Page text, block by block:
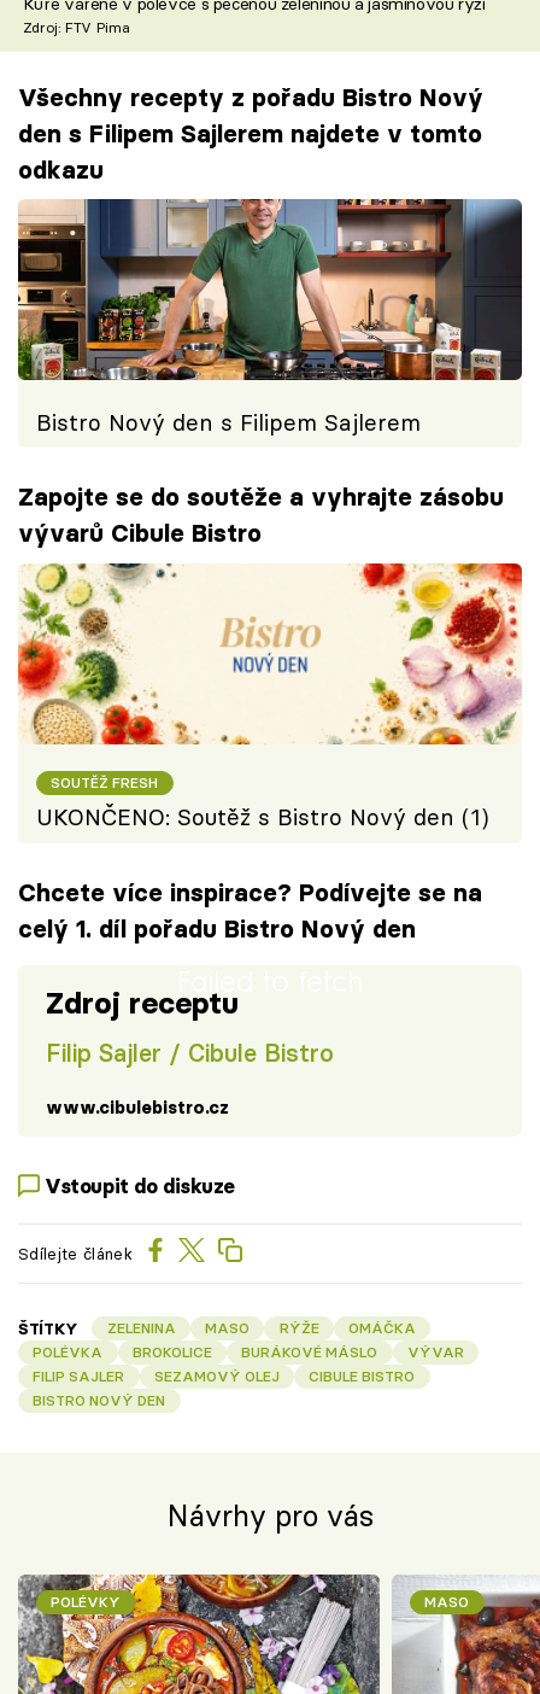
Zdroj: FTV Pima
Všechny recepty z pořadu Bistro Nový
den s Filipem Sajlerem najdete v tomto
odkazu
Bistro Nový den s Filipem Sajlerem
Zapojte se do soutěže a vyhrajte zásobu
vývarů Cibule Bistro
SOUTĚŽ FRESH
UKONČENO: Soutěž s Bistro Nový den (1)
Chcete více inspirace? Podívejte se na
celý 1. díl pořadu Bistro Nový den
Zdroj receptu
Filip Sajler / Cibule Bistro
www.cibulebistro.cz
Vstoupit do diskuze
Sdílejte článek
ŠTÍTKY ZELENINA MASO RÝŽE
OMÁČKA
POLÉVKA
BROKOLICE BURÁKOVÉ MÁSLO
VÝVAR
FILIP SAJLER
SEZAMOVÝ OLEJ
CIBULE BISTRO
BISTRO NOVÝ DEN
Návrhy pro vás
POLÉVKY MASO